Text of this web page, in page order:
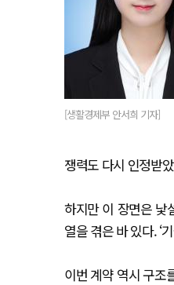
[생활경제부 안서희 기자]
쟁력도 다시 인정받
하지만 이 장면은 낯
열을 겪은 바 있다. ‘
이번 계약 역시 구조